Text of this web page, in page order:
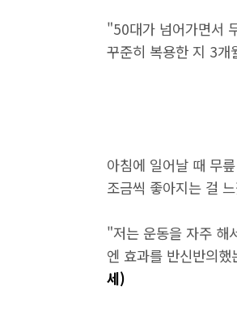
"50대가 넘어가면서
꾸준히 복용한 지 3개
아침에 일어날 때 무
조금씩 좋아지는 걸
"저는 운동을 자주 해
엔 효과를 반신반의
세)